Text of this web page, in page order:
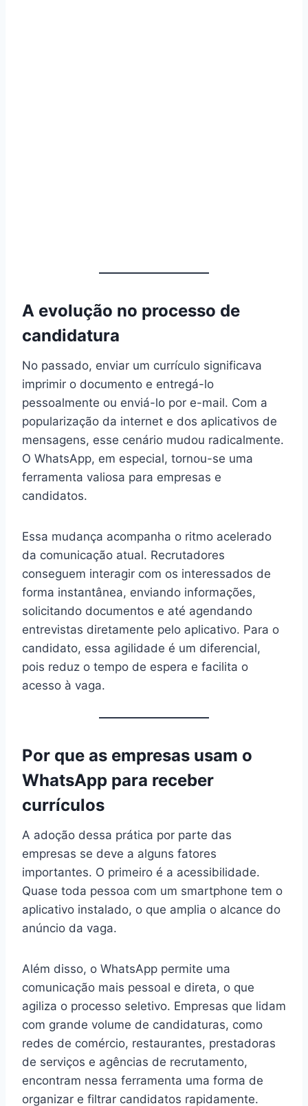
A evolução no processo de
candidatura
No passado, enviar um currículo significava
imprimir o documento e entregá-lo
pessoalmente ou enviá-lo por e-mail. Com a
popularização da internet e dos aplicativos de
mensagens, esse cenário mudou radicalmente.
O WhatsApp, em especial, tornou-se uma
ferramenta valiosa para empresas e
candidatos.
Essa mudança acompanha o ritmo acelerado
da comunicação atual. Recrutadores
conseguem interagir com os interessados de
forma instantânea, enviando informações,
solicitando documentos e até agendando
entrevistas diretamente pelo aplicativo. Para o
candidato, essa agilidade é um diferencial,
pois reduz o tempo de espera e facilita o
acesso à vaga.
Por que as empresas usam o
WhatsApp para receber
currículos
A adoção dessa prática por parte das
empresas se deve a alguns fatores
importantes. O primeiro é a acessibilidade.
Quase toda pessoa com um smartphone tem o
aplicativo instalado, o que amplia o alcance do
anúncio da vaga.
Além disso, o WhatsApp permite uma
comunicação mais pessoal e direta, o que
agiliza o processo seletivo. Empresas que lidam
com grande volume de candidaturas, como
redes de comércio, restaurantes, prestadoras
de serviços e agências de recrutamento,
encontram nessa ferramenta uma forma de
organizar e filtrar candidatos rapidamente.